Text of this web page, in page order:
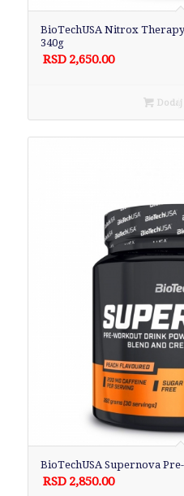
BioTechUSA Nitrox
340g
RSD 2,650.00
BioTechUSA Supernova
RSD 2,850.00